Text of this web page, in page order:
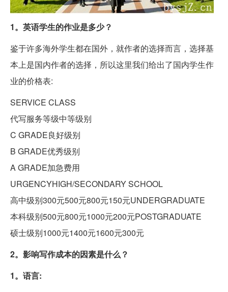
1。英语学生的作业是多少？
鉴于许多海外学生都在国外，就作者的选择而言，选择基
本上是国内作者的选择，所以这里我们给出了国内学生作
业的价格表:
SERVICE CLASS
代写服务等级中等级别
C GRADE良好级别
B GRADE优秀级别
A GRADE加急费用
URGENCYHIGH/SECONDARY SCHOOL
高中级别300元500元800元150元UNDERGRADUATE
本科级别500元800元1000元200元POSTGRADUATE
硕士级别1000元1400元1600元300元
2。影响写作成本的因素是什么？
1。语言: